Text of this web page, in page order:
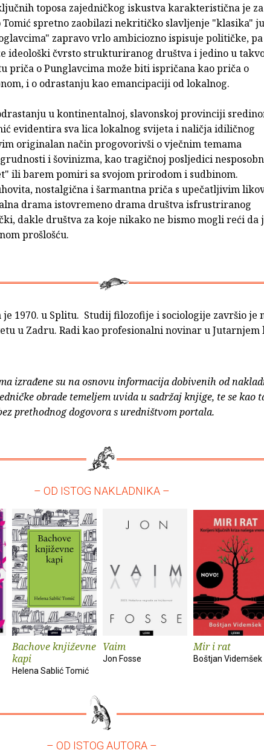
toposa zajedničkog iskustva karakteristična je za
spretno zaobilazi nekritičko slavljenje "klasika"
zapravo vrlo ambiciozno ispisuje političke,
ideološki čvrsto strukturiranog društva i jedino u
priča o Punglavcima može biti ispričana kao priča o
i o odrastanju kao emancipaciji od lokalnog.
u kontinentalnoj, slavonskoj provinciji
evidentira sva lica lokalnog svijeta i naličja idiličnog
originalan način progovorivši o vječnim temama
i šovinizma, kao tragičnoj posljedici
ili barem pomiri sa svojom prirodom i sudbinom.
nostalgična i šarmantna priča s upečatljivim
drama istovremeno drama društva isfrustriranog
dakle društva za koje nikako ne bismo mogli reći da
prošlošću.
je 1970. u Splitu. Studij filozofije i sociologije završio je
u Zadru. Radi kao profesionalni novinar u Jutarnjem
izrađene su na osnovu informacija dobivenih od
obrade temeljem uvida u sadržaj knjige, te se kao
prethodnog dogovora s uredništvom portala.
– OD ISTOG NAKLADNIKA –
Bachove književne
kapi
Helena Sablić Tomić
Vaim
Jon Fosse
Mir i rat
Boštjan Videmšek
– OD ISTOG AUTORA –